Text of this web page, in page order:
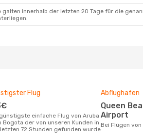
galten innerhalb der letzten 20 Tage für die
Flug
Bogota der von unseren Kunden in
72 Stunden gefunden wurde
Abflughafen
Queen Beatrix International
Airport
Bei Flügen